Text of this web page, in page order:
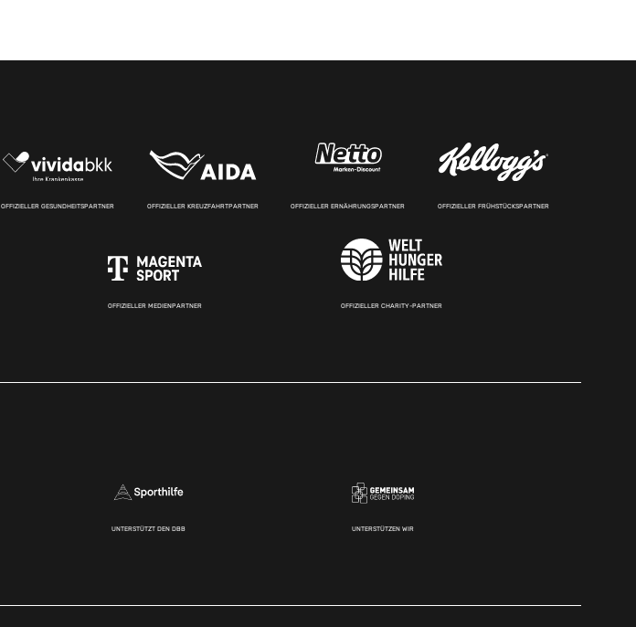
OFFIZIELLER GESUNDHEITSPARTNER OFFIZIELLER KREUZFAHRTPARTNER OFFIZIELLER ERNÄHRUNGSPARTNER OFFIZIELLER FRÜHSTÜCKSPARTNER
OFFIZIELLER MEDIENPARTNER OFFIZIELLER CHARITY-PARTNER
UNTERSTÜTZT DEN DBB UNTERSTÜTZEN WIR